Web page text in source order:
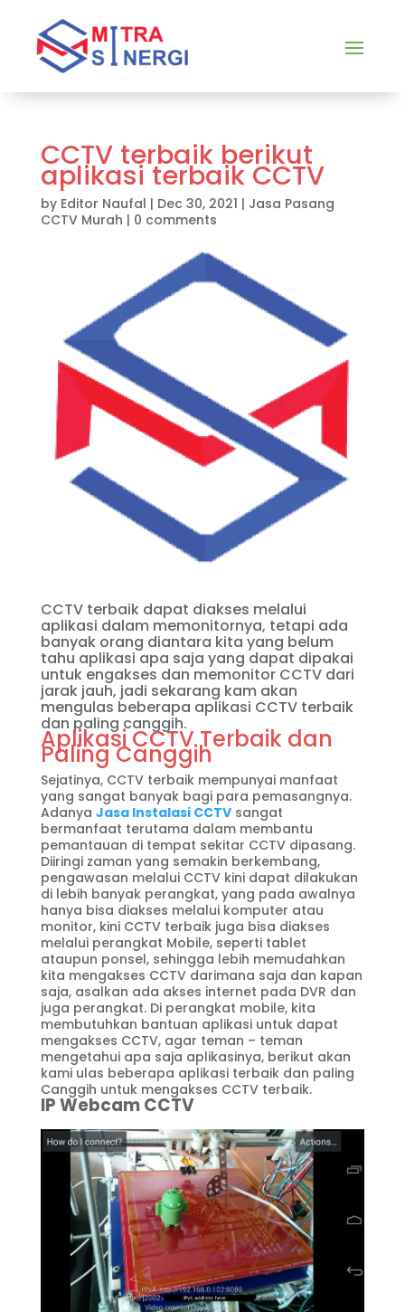
CCTV terbaik berikut
aplikasi terbaik CCTV
by Editor Naufal | Dec 30, 2021 | Jasa Pasang
CCTV Murah | 0 comments
CCTV terbaik dapat diakses melalui
aplikasi dalam memonitornya, tetapi ada
banyak orang diantara kita yang belum
tahu aplikasi apa saja yang dapat dipakai
untuk engakses dan memonitor CCTV dari
jarak jauh, jadi sekarang kam akan
mengulas beberapa aplikasi CCTV terbaik
dan paling canggih.
Aplikasi CCTV Terbaik dan
Paling Canggih
Sejatinya, CCTV terbaik mempunyai manfaat
yang sangat banyak bagi para pemasangnya.
Adanya Jasa Instalasi CCTVsangat
bermanfaat terutama dalam membantu
pemantauan di tempat sekitar CCTV dipasang.
Diiringi zaman yang semakin berkembang,
pengawasan melalui CCTV kini dapat dilakukan
di lebih banyak perangkat, yang pada awalnya
hanya bisa diakses melalui komputer atau
monitor, kini CCTV terbaik juga bisa diakses
melalui perangkat Mobile, seperti tablet
ataupun ponsel, sehingga lebih memudahkan
kita mengakses CCTV darimana saja dan kapan
saja, asalkan ada akses internet pada DVR dan
juga perangkat. Di perangkat mobile, kita
membutuhkan bantuan aplikasi untuk dapat
mengakses CCTV, agar teman – teman
mengetahui apa saja aplikasinya, berikut akan
kami ulas beberapa aplikasi terbaik dan paling
Canggih untuk mengakses CCTV terbaik.
IP Webcam CCTV